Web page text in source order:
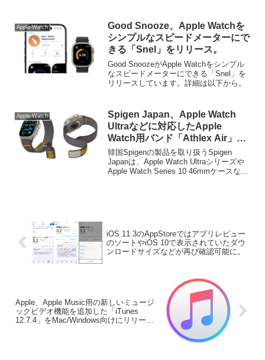
Apple-Watch
Good Snooze、Apple Watchを
シンプルなスピードメーターにで
きる「Snel」をリリース。
Good SnoozeがApple Watchをシンプル
なスピードメーターにできる「Snel」を
リリースしています。詳細は以下から。
Apple-Watch
Spigen Japan、Apple Watch
Ultraなどに対応したApple
Watch用バンド「Athlex Air」を
発売。
韓国Spigenの製品を取り扱うSpigen
Japanは、Apple Watch Ultraシリーズや
Apple Watch Series 10 46mmケースなど
iOS 11.3のAppStoreではアプリレビュー
のソートやiOS 10で表示されていたダウ
ンロードサイズなどが再び確認可能に。
Apple、Apple Music用の新しいミュージ
ックビデオ機能を追加した「iTunes
12.7.4」をMac/Windows向けにリリー